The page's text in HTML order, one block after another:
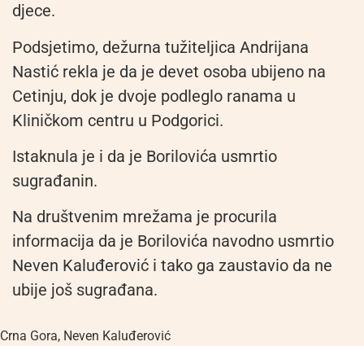
djece.
Podsjetimo, dežurna tužiteljica Andrijana
Nastić rekla je da je devet osoba ubijeno na
Cetinju, dok je dvoje podleglo ranama u
Kliničkom centru u Podgorici.
Istaknula je i da je Borilovića usmrtio
sugrađanin.
Na društvenim mrežama je procurila
informacija da je Borilovića navodno usmrtio
Neven Kaluđerović i tako ga zaustavio da ne
ubije još sugrađana.
Crna Gora, Neven Kaluđerović